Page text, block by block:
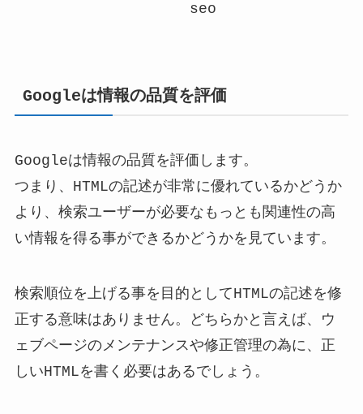
seo
Googleは情報の品質を評価
Googleは情報の品質を評価します。
つまり、HTMLの記述が非常に優れているかどうか
より、検索ユーザーが必要なもっとも関連性の高
い情報を得る事ができるかどうかを見ています。
検索順位を上げる事を目的としてHTMLの記述を修
正する意味はありません。どちらかと言えば、ウ
ェブページのメンテナンスや修正管理の為に、正
しいHTMLを書く必要はあるでしょう。